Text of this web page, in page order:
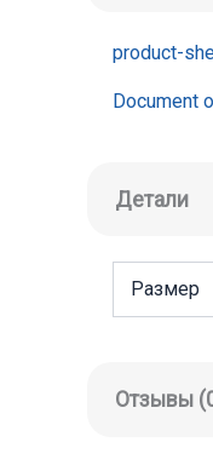
product-
Document
Детали
Размер
Отзывы